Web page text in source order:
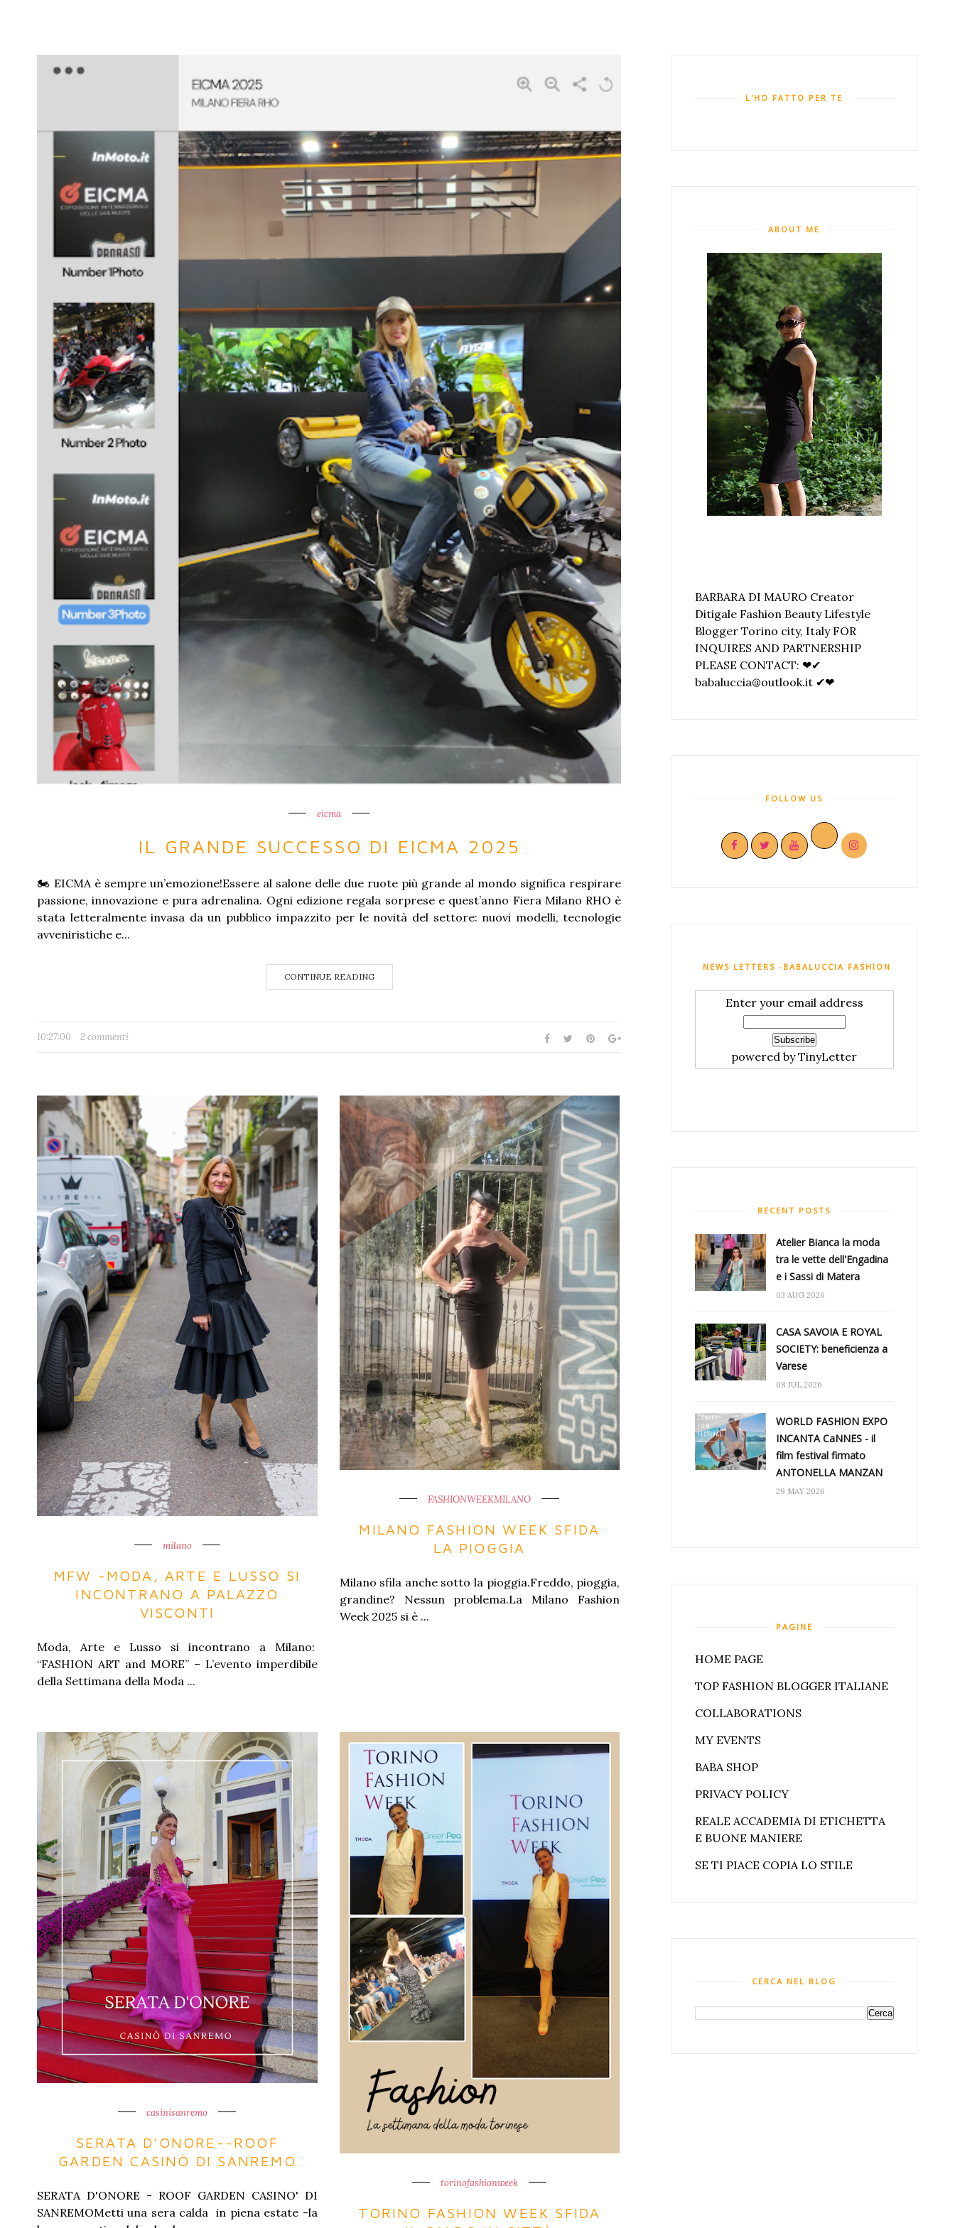
eicma
IL GRANDE SUCCESSO DI EICMA 2025
🏍️ EICMA è sempre un’emozione!Essere al salone delle due ruote più grande al mondo significa respirare
passione, innovazione e pura adrenalina. Ogni edizione regala sorprese e quest’anno Fiera Milano RHO è
stata letteralmente invasa da un pubblico impazzito per le novità del settore: nuovi modelli, tecnologie
avveniristiche e...
CONTINUE READING
10:27:00 2 commenti
milano
MFW -MODA, ARTE E LUSSO SI
INCONTRANO A PALAZZO
VISCONTI
Moda, Arte e Lusso si incontrano a Milano:
“FASHION ART and MORE” – L’evento imperdibile
della Settimana della Moda ...
FASHIONWEEKMILANO
MILANO FASHION WEEK SFIDA
LA PIOGGIA
Milano sfila anche sotto la pioggia.Freddo, pioggia,
grandine? Nessun problema.La Milano Fashion
Week 2025 si è ...
casinisanremo
SERATA D'ONORE--ROOF
GARDEN CASINÒ DI SANREMO
SERATA D'ONORE - ROOF GARDEN CASINO' DI
SANREMOMetti una sera calda in piena estate -la
torinofashionweek
TORINO FASHION WEEK SFIDA
L'HO FATTO PER TE
ABOUT ME
BARBARA DI MAURO Creator
Ditigale Fashion Beauty Lifestyle
Blogger Torino city, Italy FOR
INQUIRES AND PARTNERSHIP
PLEASE CONTACT: ❤✔
babaluccia@outlook.it ✔❤
FOLLOW US
NEWS LETTERS -BABALUCCIA FASHION AND MY
Enter your email address
powered by TinyLetter
RECENT POSTS
Atelier Bianca​ la moda
tra le vette dell'Engadina
e i Sassi di Matera
03 AUG 2026
CASA SAVOIA E ROYAL
SOCIETY: beneficienza a
Varese
08 JUL 2026
WORLD FASHION EXPO
INCANTA CaNNES - il
film festival firmato
ANTONELLA MANZAN
29 MAY 2026
PAGINE
HOME PAGE
TOP FASHION BLOGGER ITALIANE
COLLABORATIONS
MY EVENTS
BABA SHOP
PRIVACY POLICY
REALE ACCADEMIA DI ETICHETTA
E BUONE MANIERE
SE TI PIACE COPIA LO STILE
CERCA NEL BLOG